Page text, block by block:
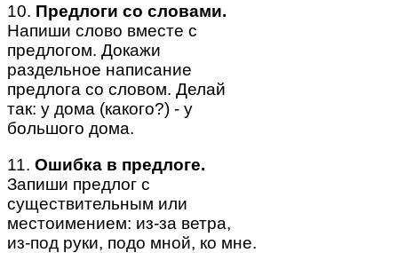
10. Предлоги со словами.
Напиши слово вместе с
предлогом. Докажи
раздельное написание
предлога со словом. Делай
так: у дома (какого?) - у
большого дома.
11. Ошибка в предлоге.
Запиши предлог с
существительным или
местоимением: из-за ветра,
из-под руки, подо мной, ко мне.